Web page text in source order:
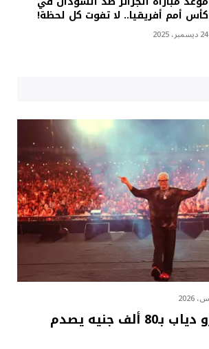
كأس أمم أفريقيا.. لا تفوت كل لحظة!
24 ديسمبر، 2025
سعر حذاء عمرو دياب بـ80 ألف جنيه يصدم